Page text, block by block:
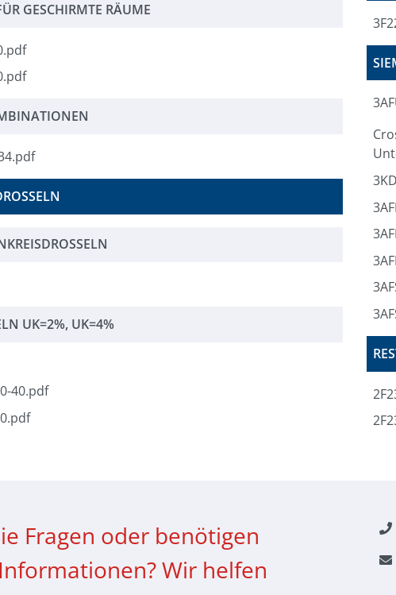
GESCHIRMTE RÄUME
UK=2%, UK=4%
40.pdf
Fragen oder benötigen
Wir helfen